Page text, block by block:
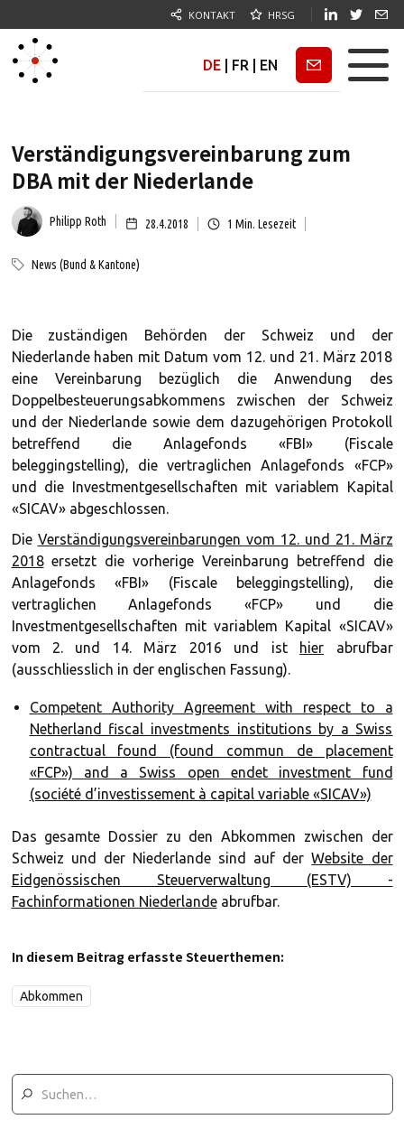
KONTAKT HRSG
DE FR EN Newsletter
Verständigungsvereinbarung zum
DBA mit der Niederlande
Philipp Roth 28.4.2018 1 Min. Lesezeit
News (Bund & Kantone)
Die zuständigen Behörden der Schweiz und der
Niederlande haben mit Datum vom 12. und 21. März 2018
eine Vereinbarung bezüglich die Anwendung des
Doppelbesteuerungsabkommens zwischen der Schweiz
und der Niederlande sowie dem dazugehörigen Protokoll
betreffend die Anlagefonds «FBI» (Fiscale
beleggingstelling), die vertraglichen Anlagefonds «FCP»
und die Investmentgesellschaften mit variablem Kapital
«SICAV» abgeschlossen.
Die Verständigungsvereinbarungen vom 12. und 21. März
2018ersetzt die vorherige Vereinbarung betreffend die
Anlagefonds «FBI» (Fiscale beleggingstelling), die
vertraglichen Anlagefonds «FCP» und die
Investmentgesellschaften mit variablem Kapital «SICAV»
vom 2. und 14. März 2016 und ist
hier abrufbar
(ausschliesslich in der englischen Fassung).
Competent Authority Agreement with respect to a
Netherland fiscal investments institutions by a Swiss
contractual found (found commun de placement
«FCP») and a Swiss open endet investment fund
(société d’investissement à capital variable «SICAV»)
Das gesamte Dossier zu den Abkommen zwischen der
Schweiz und der Niederlande sind auf derWebsite der
Eidgenössischen Steuerverwaltung (ESTV) -
Fachinformationen Niederlandeabrufbar.
In diesem Beitrag erfasste Steuerthemen:
Abkommen